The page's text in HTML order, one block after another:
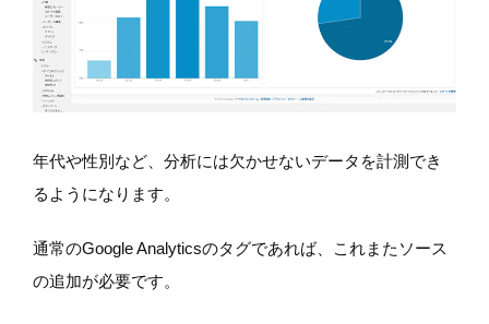
年代や性別など、分析には欠かせないデータを計測でき
るようになります。
通常のGoogle Analyticsのタグであれば、これまたソース
の追加が必要です。